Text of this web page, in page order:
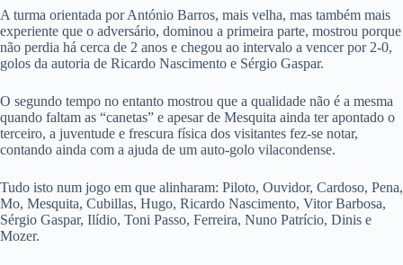
A turma orientada por António Barros, mais velha, mas também mais
experiente que o adversário, dominou a primeira parte, mostrou porque
não perdia há cerca de 2 anos e chegou ao intervalo a vencer por 2-0,
golos da autoria de Ricardo Nascimento e Sérgio Gaspar.
O segundo tempo no entanto mostrou que a qualidade não é a mesma
quando faltam as “canetas” e apesar de Mesquita ainda ter apontado o
terceiro, a juventude e frescura física dos visitantes fez-se notar,
contando ainda com a ajuda de um auto-golo vilacondense.
Tudo isto num jogo em que alinharam: Piloto, Ouvidor, Cardoso, Pena,
Mo, Mesquita, Cubillas, Hugo, Ricardo Nascimento, Vitor Barbosa,
Sérgio Gaspar, Ilídio, Toni Passo, Ferreira, Nuno Patrício, Dinis e
Mozer.